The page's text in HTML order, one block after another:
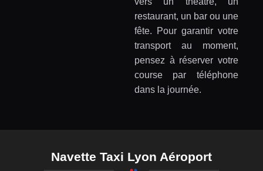
restaurant, un bar ou une
fête. Pour garantir votre
transport au moment,
pensez à réserver votre
course par téléphone
dans la journée.
Navette Taxi Lyon Aéroport